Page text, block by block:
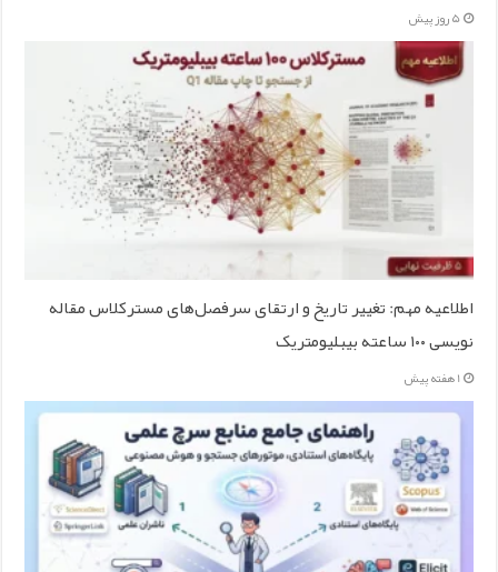
5 روز پیش
اطلاعیه مهم: تغییر تاریخ و ارتقای سرفصل‌های مسترکلاس مقاله
نویسی ۱۰۰ ساعته بیبلیومتریک
1 هفته پیش